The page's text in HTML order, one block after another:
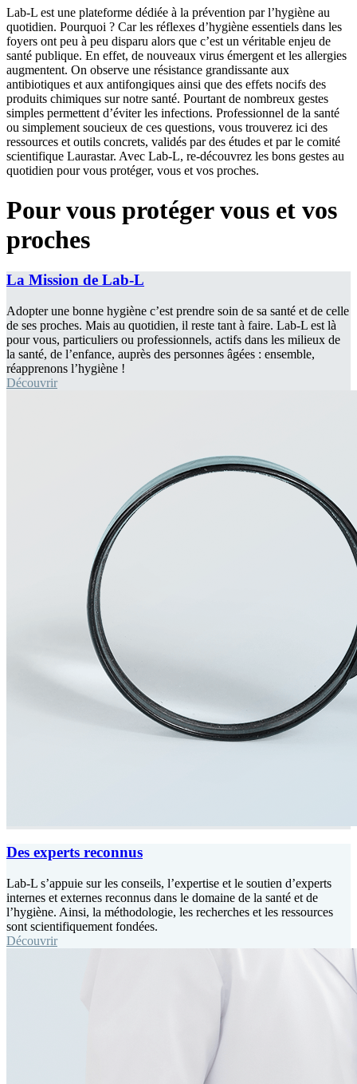
Lab-L est une plateforme dédiée à la prévention par l’hygiène au
quotidien. Pourquoi ? Car les réflexes d’hygiène essentiels dans les
foyers ont peu à peu disparu alors que c’est un véritable enjeu de
santé publique. En effet, de nouveaux virus émergent et les allergies
augmentent. On observe une résistance grandissante aux
antibiotiques et aux antifongiques ainsi que des effets nocifs des
produits chimiques sur notre santé. Pourtant de nombreux gestes
simples permettent d’éviter les infections. Professionnel de la santé
ou simplement soucieux de ces questions, vous trouverez ici des
ressources et outils concrets, validés par des études et par le comité
scientifique Laurastar. Avec Lab-L, re-découvrez les bons gestes au
quotidien pour vous protéger, vous et vos proches.
Pour vous protéger vous et vos
proches
La Mission de Lab-L
Adopter une bonne hygiène c’est prendre soin de sa santé et de celle
de ses proches. Mais au quotidien, il reste tant à faire. Lab-L est là
pour vous, particuliers ou professionnels, actifs dans les milieux de
la santé, de l’enfance, auprès des personnes âgées : ensemble,
réapprenons l’hygiène !
Découvrir
Des experts reconnus
Lab-L s’appuie sur les conseils, l’expertise et le soutien d’experts
internes et externes reconnus dans le domaine de la santé et de
l’hygiène. Ainsi, la méthodologie, les recherches et les ressources
sont scientifiquement fondées.
Découvrir